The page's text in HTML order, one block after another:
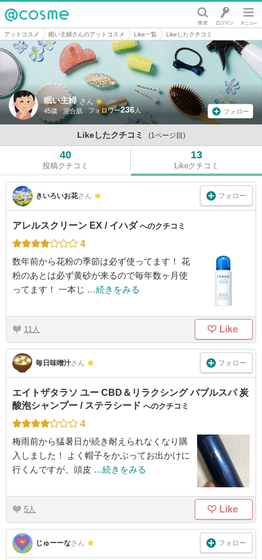
@cosme
アットコスメ 眠い主婦さんのアットコスメ Like一覧 Likeしたクチコミ
眠い主婦 さん
45歳 混合肌 236 フォロー
Likeしたクチコミ (1ページ目)
40
投稿クチコミ
13
Likeクチコミ
きいろいお花さん フォロー
アレルスクリーン EX / イハダ へのクチコミ
4
数年前から花粉の季節は必ず使ってます！ 花
粉のあとは必ず黄砂が来るので毎年数ヶ月使
ってます！ 一本じ …続きをみる
11 Like
毎日味噌汁さん フォロー
エイトザタラソ ユー CBD＆リラクシング バブルスパ 炭
酸泡シャンプー / ステラシード へのクチコミ
4
梅雨前から猛暑日が続き耐えられなくなり購
入しました！ よく帽子をかぶってお出かけに
行くんですが、頭皮 …続きをみる
5 Like
じゅーーなさん フォロー